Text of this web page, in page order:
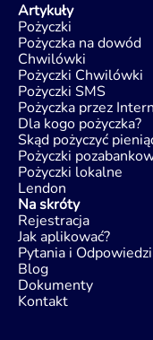
Artykuły
Pożyczki
Pożyczka na dowód
Chwilówki
Pożyczki Chwilówki
Pożyczki SMS
Pożyczka przez
Dla kogo pożyczka?
Skąd pożyczyć
Pożyczki
Pożyczki lokalne
Lendon
Na skróty
Rejestracja
Jak aplikować?
Pytania i Odpowiedzi
Blog
Dokumenty
Kontakt